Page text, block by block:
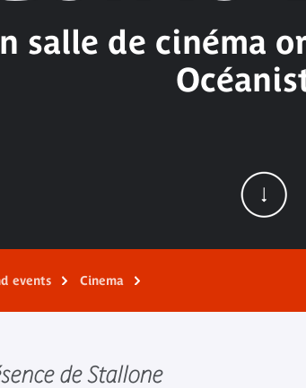
salle de cinéma
events Cinema
de Stallone